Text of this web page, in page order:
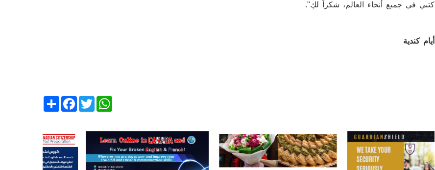
كتبي في جميع أنحاء العالم، شكراً لكِ".
أيام كندية
Share
FacebookTwitter
WhatsApp